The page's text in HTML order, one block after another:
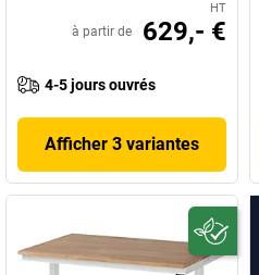
HT
à partir de 629,- €
4-5 jours ouvrés
Afficher 3 variantes